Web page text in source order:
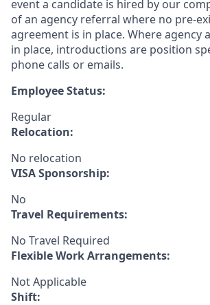
event a candidate is hired by our
of an agency referral where no pre-
agreement is in place. Where agency
in place, introductions are position
phone calls or emails.
Employee Status:
Regular
Relocation:
No relocation
VISA Sponsorship:
No
Travel Requirements:
No Travel Required
Flexible Work Arrangements:
Not Applicable
Shift: